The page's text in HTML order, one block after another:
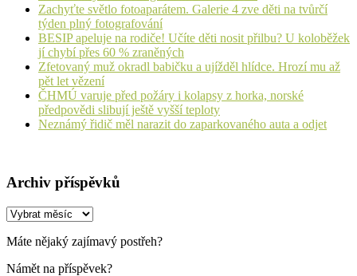
Zachyťte světlo fotoaparátem. Galerie 4 zve děti na tvůrčí
týden plný fotografování
BESIP apeluje na rodiče! Učíte děti nosit přilbu? U koloběžek
jí chybí přes 60 % zraněných
Zfetovaný muž okradl babičku a ujížděl hlídce. Hrozí mu až
pět let vězení
ČHMÚ varuje před požáry i kolapsy z horka, norské
předpovědi slibují ještě vyšší teploty
Neznámý řidič měl narazit do zaparkovaného auta a odjet
Archiv příspěvků
Archiv
Máte nějaký zajímavý postřeh?
Námět na příspěvek?